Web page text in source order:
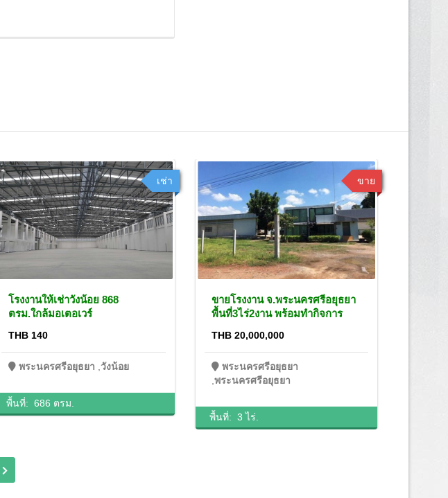
เช่า
โรงงานให้เช่าวังน้อย 868
ตรม.ใกล้มอเตอเวร์
THB 140
พระนครศรีอยุธยา วังน้อย
พื้นที่: 686 ตรม.
ขาย
ขายโรงงาน จ.พระนครศรีอยุธยา
พื้นที่3ไร่2งาน พร้อมทำกิจการ
THB 20,000,000
พระนครศรีอยุธยา
พระนครศรีอยุธยา
พื้นที่: 3 ไร่.